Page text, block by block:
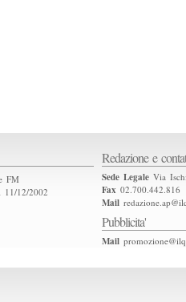
FM
12/2002
Redazione e
Sede Legale Via
Fax 02.700.442.816
Mail
Pubblicita'
Mail